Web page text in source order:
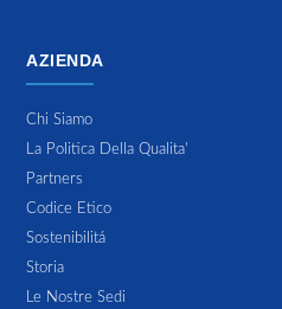
AZIENDA
Chi Siamo
La Politica Della Qualita'
Partners
Codice Etico
Sostenibilitá
Storia
Le Nostre Sedi